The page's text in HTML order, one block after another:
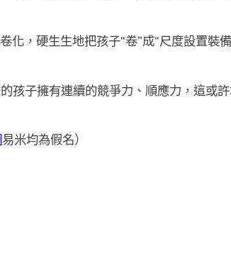
化，硬生生地把孩子“卷”成“尺度設置裝
孩子擁有連續的競爭力、順應力，這或
易米均為假名）